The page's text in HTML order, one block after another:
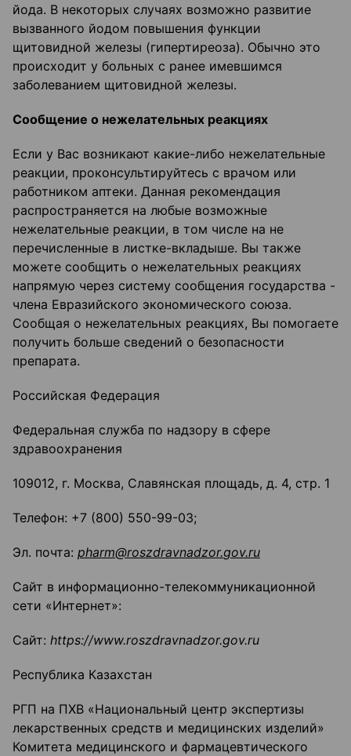
йода. В некоторых случаях возможно развитие
вызванного йодом повышения функции
щитовидной железы (гипертиреоза). Обычно это
происходит у больных с ранее имевшимся
заболеванием щитовидной железы.
Сообщение о нежелательных реакциях
Если у Вас возникают какие-либо нежелательные
реакции, проконсультируйтесь с врачом или
работником аптеки. Данная рекомендация
распространяется на любые возможные
нежелательные реакции, в том числе на не
перечисленные в листке-вкладыше. Вы также
можете сообщить о нежелательных реакциях
напрямую через систему сообщения государства -
члена Евразийского экономического союза.
Сообщая о нежелательных реакциях, Вы помогаете
получить больше сведений о безопасности
препарата.
Российская Федерация
Федеральная служба по надзору в сфере
здравоохранения
109012, г. Москва, Славянская площадь, д. 4, стр. 1
Телефон: +7 (800) 550-99-03;
Эл. почта: pharm@roszdravnadzor.gov.ru
Сайт в информационно-телекоммуникационной
сети «Интернет»:
Сайт: https://www.roszdravnadzor.gov.ru
Республика Казахстан
РГП на ПХВ «Национальный центр экспертизы
лекарственных средств и медицинских изделий»
Комитета медицинского и фармацевтического